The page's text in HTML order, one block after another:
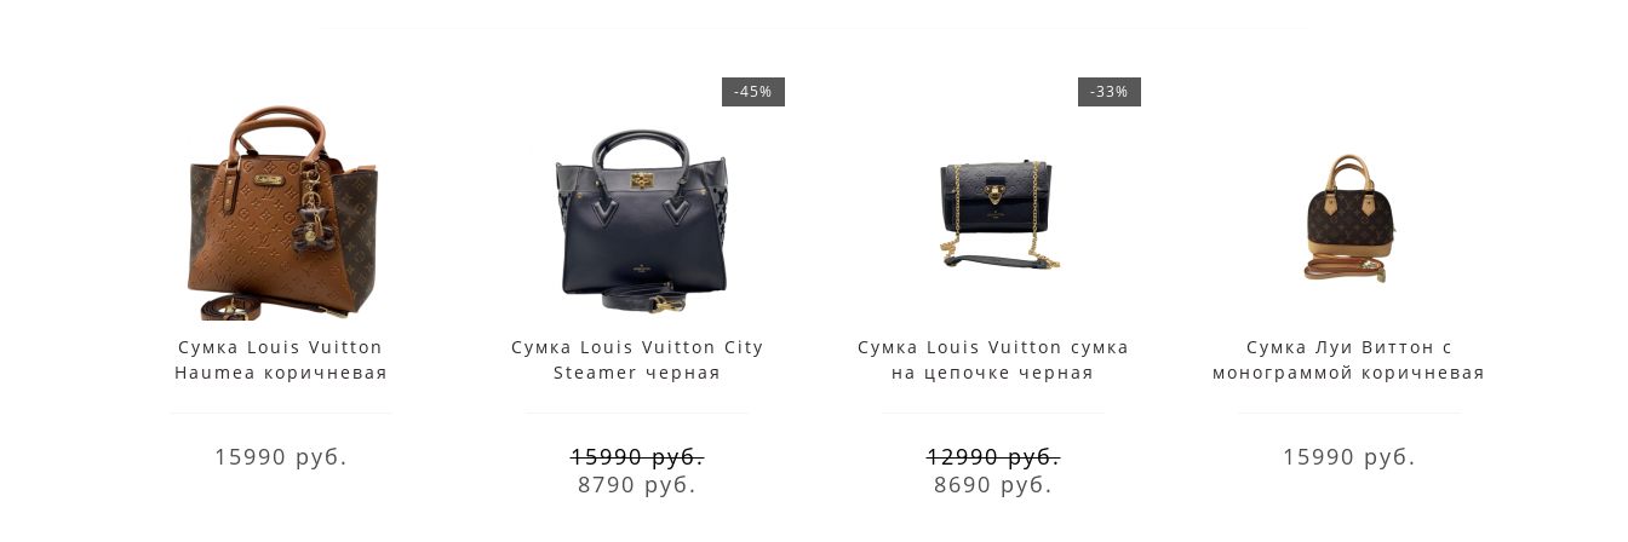
Сумка Louis Vuitton
Haumea коричневая
15990 руб.
-45%
Сумка Louis Vuitton City
Steamer черная
15990 руб.
8790 руб.
-33%
Сумка Louis Vuitton сумка
на цепочке черная
12990 руб.
8690 руб.
Сумка Луи Виттон с
монограммой коричневая
15990 руб.